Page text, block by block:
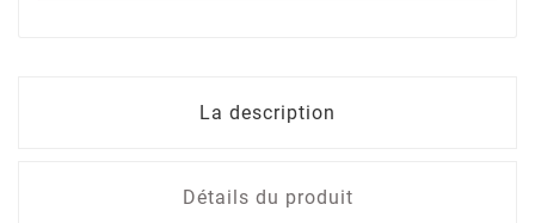
La description
Détails du produit